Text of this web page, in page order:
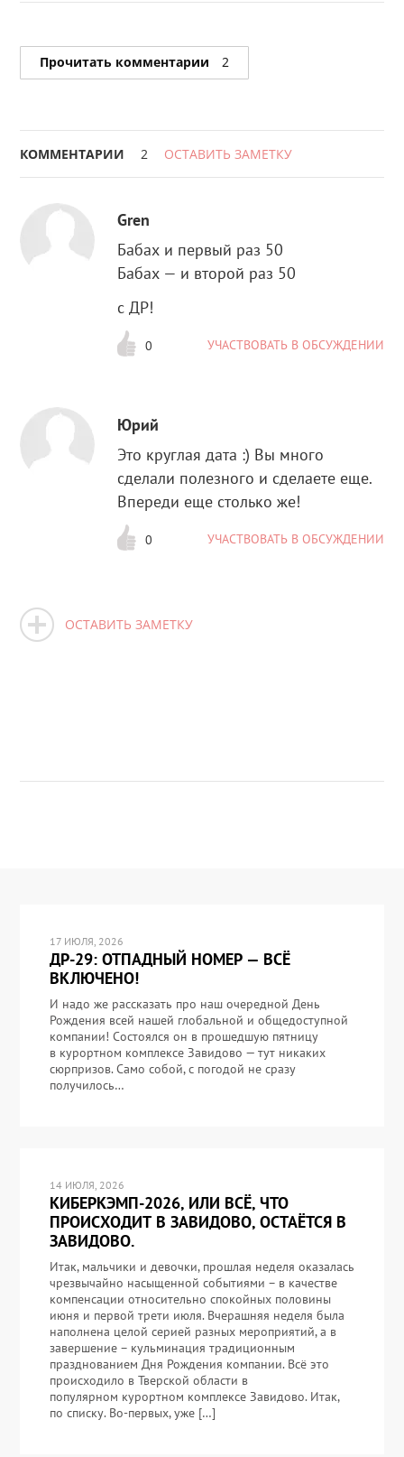
Прочитать комментарии 2
КОММЕНТАРИИ 2 ОСТАВИТЬ ЗАМЕТКУ
Gren
Бабах и первый раз 50
Бабах — и второй раз 50
с ДР!
0 УЧАСТВОВАТЬ В ОБСУЖДЕНИИ
Юрий
Это круглая дата :) Вы много
сделали полезного и сделаете еще.
Впереди еще столько же!
0 УЧАСТВОВАТЬ В ОБСУЖДЕНИИ
ОСТАВИТЬ ЗАМЕТКУ
17 ИЮЛЯ, 2026
ДР-29: ОТПАДНЫЙ НОМЕР — ВСЁ
ВКЛЮЧЕНО!
И надо же рассказать про наш очередной День
Рождения всей нашей глобальной и общедоступной
компании! Состоялся он в прошедшую пятницу
в курортном комплексе Завидово — тут никаких
сюрпризов. Само собой, с погодой не сразу
получилось…
14 ИЮЛЯ, 2026
КИБЕРКЭМП-2026, ИЛИ ВСЁ, ЧТО
ПРОИСХОДИТ В ЗАВИДОВО, ОСТАЁТСЯ В
ЗАВИДОВО.
Итак, мальчики и девочки, прошлая неделя оказалась
чрезвычайно насыщенной событиями – в качестве
компенсации относительно спокойных половины
июня и первой трети июля. Вчерашняя неделя была
наполнена целой серией разных мероприятий, а в
завершение – кульминация традиционным
празднованием Дня Рождения компании. Всё это
происходило в Тверской области в
популярном курортном комплексе Завидово. Итак,
по списку. Во-первых, уже […]